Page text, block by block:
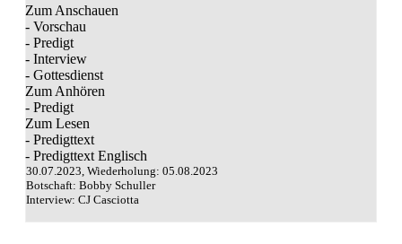
Zum Anschauen
- Vorschau
- Predigt
- Interview
- Gottesdienst
Zum Anhören
- Predigt
Zum Lesen
- Predigttext
- Predigttext Englisch
30.07.2023, Wiederholung: 05.08.2023
Botschaft: Bobby Schuller
Interview: CJ Casciotta